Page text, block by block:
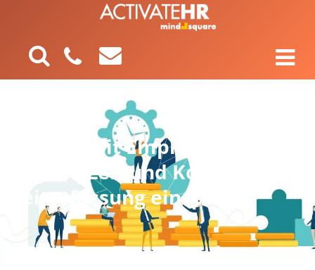
Wie Sie mit Employee Self-
Service Zeit und Kosten in der
Zeiterfassung einsparen